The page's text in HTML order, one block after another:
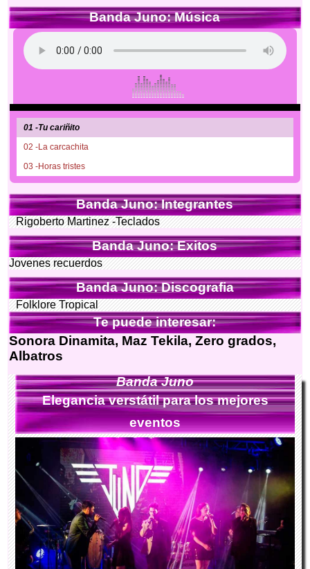
Banda Juno: Música
01 -Tu cariñito
02 -La carcachita
03 -Horas tristes
Banda Juno: Integrantes
Rigoberto Martinez -Teclados
Banda Juno: Exitos
Jovenes recuerdos
Banda Juno: Discografia
Folklore Tropical
Te puede interesar:
Sonora Dinamita, Maz Tekila, Zero grados,
Albatros
Banda Juno
Elegancia verstátil para los mejores
eventos